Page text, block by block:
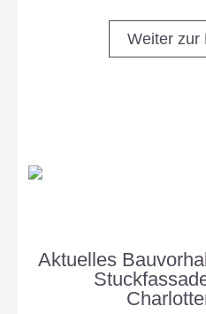
Weiter zur
Aktuelles